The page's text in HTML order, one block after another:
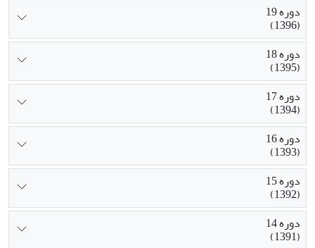
دوره 19
(1396)
دوره 18
(1395)
دوره 17
(1394)
دوره 16
(1393)
دوره 15
(1392)
دوره 14
(1391)